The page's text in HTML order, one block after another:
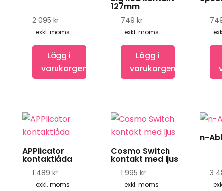
2 095 kr
exkl. moms
Lägg i
varukorgen
127mm
749 kr
exkl. moms
Lägg i
varukorgen
APPlicator
kontaktlåda
1 489 kr
exkl. moms
Cosmo Switch
kontakt med ljus
1 995 kr
exkl. moms
n-
3